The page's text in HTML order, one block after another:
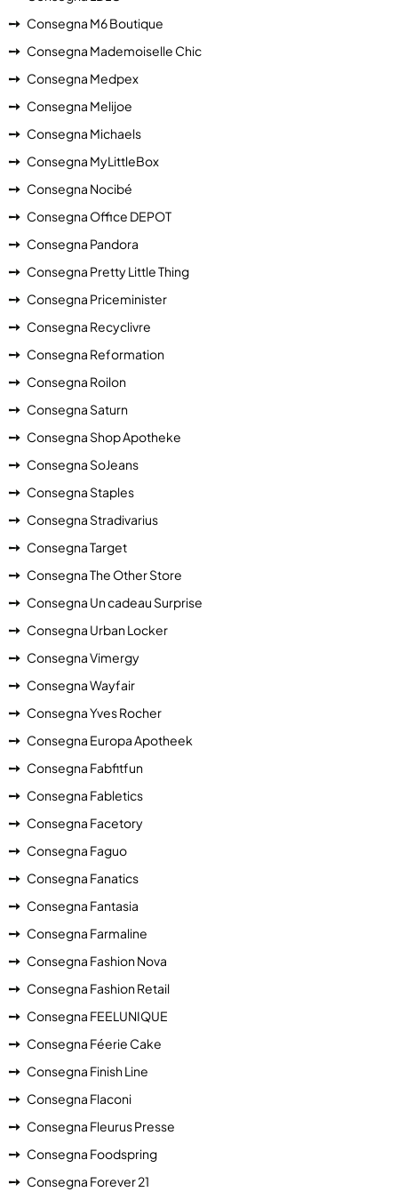
Consegna M6 Boutique
Consegna Mademoiselle Chic
Consegna Medpex
Consegna Melijoe
Consegna Michaels
Consegna MyLittleBox
Consegna Nocibé
Consegna Office DEPOT
Consegna Pandora
Consegna Pretty Little Thing
Consegna Priceminister
Consegna Recyclivre
Consegna Reformation
Consegna Roilon
Consegna Saturn
Consegna Shop Apotheke
Consegna SoJeans
Consegna Staples
Consegna Stradivarius
Consegna Target
Consegna The Other Store
Consegna Un cadeau Surprise
Consegna Urban Locker
Consegna Vimergy
Consegna Wayfair
Consegna Yves Rocher
Consegna Europa Apotheek
Consegna Fabfitfun
Consegna Fabletics
Consegna Facetory
Consegna Faguo
Consegna Fanatics
Consegna Fantasia
Consegna Farmaline
Consegna Fashion Nova
Consegna Fashion Retail
Consegna FEELUNIQUE
Consegna Féerie Cake
Consegna Finish Line
Consegna Flaconi
Consegna Fleurus Presse
Consegna Foodspring
Consegna Forever 21